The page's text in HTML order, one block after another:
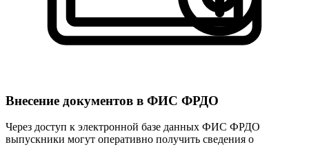
Внесение документов в ФИС ФРДО
Через доступ к электронной базе данных ФИС ФРДО
выпускники могут оперативно получить сведения о